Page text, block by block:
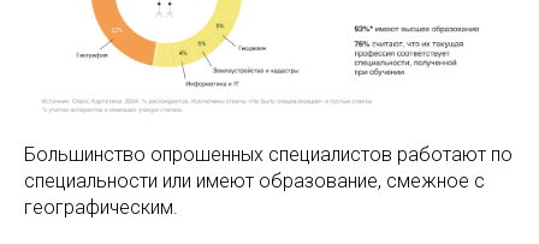
Большинство опрошенных специалистов работают по
специальности или имеют образование, смежное с
географическим.